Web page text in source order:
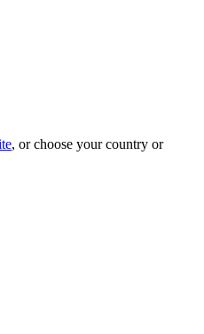
, or choose your country or